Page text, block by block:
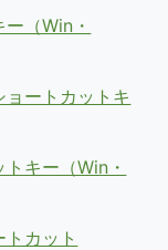
（Win・
ートカットキ
キー（Win・
カット